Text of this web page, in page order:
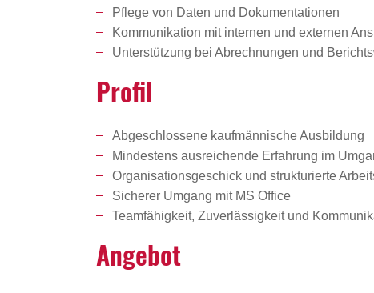
Pflege von Daten und Dokumentationen
Kommunikation mit internen und externen
Unterstützung bei Abrechnungen und
Profil
Abgeschlossene kaufmännische Ausbildung
Mindestens ausreichende Erfahrung im
Organisationsgeschick und strukturierte
Sicherer Umgang mit MS Office
Teamfähigkeit, Zuverlässigkeit und
Angebot